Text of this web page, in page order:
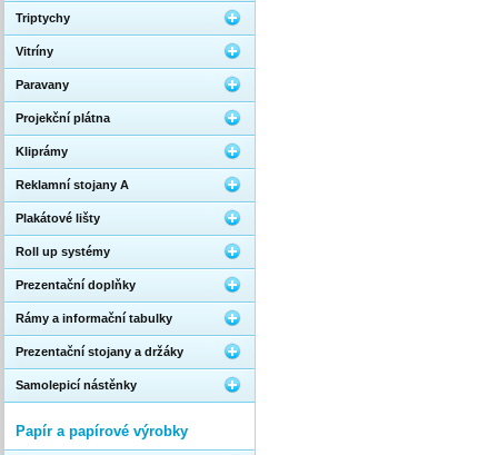
Triptychy
Vitríny
Paravany
Projekční plátna
Kliprámy
Reklamní stojany A
Plakátové lišty
Roll up systémy
Prezentační doplňky
Rámy a informační tabulky
Prezentační stojany a držáky
Samolepicí nástěnky
Papír a papírové výrobky